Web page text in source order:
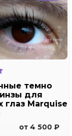
темно
для
глаз Marquise
brown с
/Плюсовые
от 4 500 ₽